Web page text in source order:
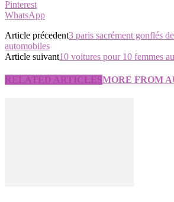
Pinterest
WhatsApp
Article précedent3 paris sacrément gonflés
automobiles
Article suivant10 voitures pour 10 femmes
RELATED ARTICLESMORE FROM